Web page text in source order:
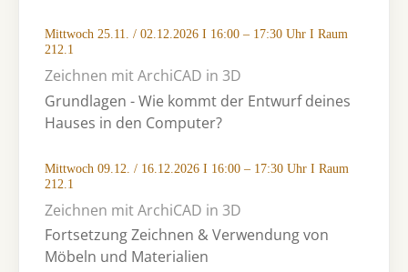
Mittwoch 25.11. / 02.12.2026 I 16:00 – 17:30 Uhr I Raum
212.1
Zeichnen mit ArchiCAD in 3D
Grundlagen - Wie kommt der Entwurf deines
Hauses in den Computer?
Mittwoch 09.12. / 16.12.2026 I 16:00 – 17:30 Uhr I Raum
212.1
Zeichnen mit ArchiCAD in 3D
Fortsetzung Zeichnen & Verwendung von
Möbeln und Materialien